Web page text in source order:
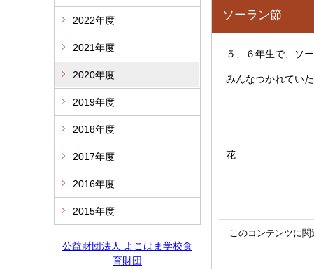
2022年度
2021年度
2020年度
2019年度
2018年度
2017年度
2016年度
2015年度
公益財団法人 よこはま学校食
育財団
ソーラン節
５、６年生で、ソ
みんなつかれてい
花
このコンテンツに